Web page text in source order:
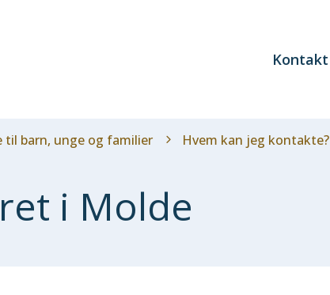
Kontakt
til barn, unge og familier Hvem kan jeg kontakte?
i Molde